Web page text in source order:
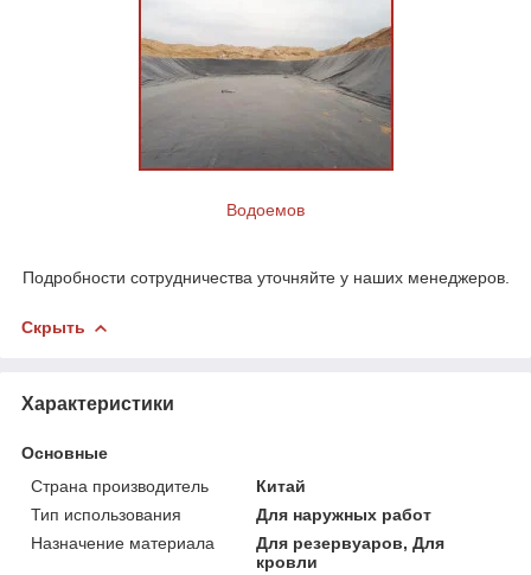
Водоемов
Подробности сотрудничества уточняйте у наших менеджеров.
Скрыть
Характеристики
Основные
Страна производитель
Китай
Тип использования
Для наружных работ
Назначение материала
Для резервуаров, Для
кровли